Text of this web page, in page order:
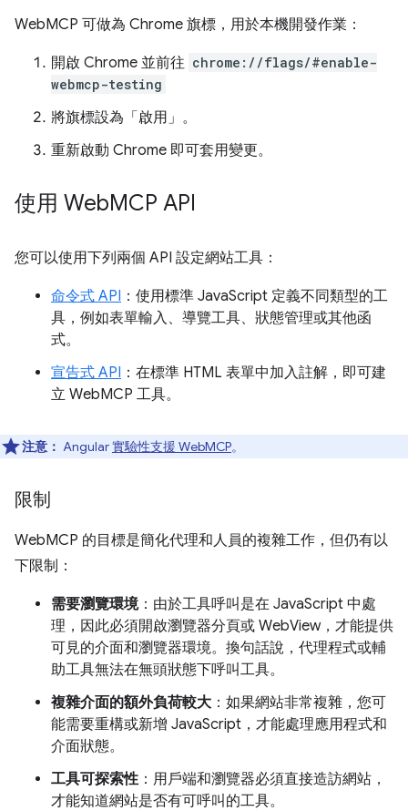
WebMCP 可做為 Chrome 旗標，用於本機開發作業：
開啟 Chrome 並前往 chrome://flags/#enable-
webmcp-testing
將旗標設為「啟用」 。
重新啟動 Chrome 即可套用變更。
使用 WebMCP API
您可以使用下列兩個 API 設定網站工具：
命令式 API ：使用標準 JavaScript 定義不同類型的工
具，例如表單輸入、導覽工具、狀態管理或其他函
式。
宣告式 API ：在標準 HTML 表單中加入註解，即可建
立 WebMCP 工具。
注意： Angular實驗性支援 WebMCP。
限制
WebMCP 的目標是簡化代理和人員的複雜工作，但仍有以
下限制：
需要瀏覽環境：由於工具呼叫是在 JavaScript 中處
理，因此必須開啟瀏覽器分頁或 WebView，才能提供
可見的介面和瀏覽器環境。換句話說，代理程式或輔
助工具無法在無頭狀態下呼叫工具。
複雜介面的額外負荷較大：如果網站非常複雜，您可
能需要重構或新增 JavaScript，才能處理應用程式和
介面狀態。
工具可探索性：用戶端和瀏覽器必須直接造訪網站，
才能知道網站是否有可呼叫的工具。